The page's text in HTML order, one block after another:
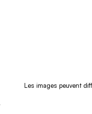
Les images peuvent